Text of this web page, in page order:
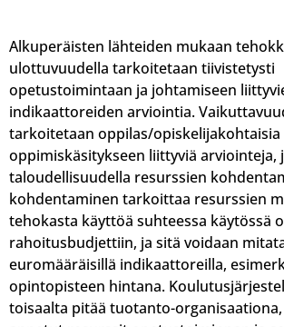
Alkuperäisten lähteiden mukaan
ulottuvuudella tarkoitetaan tiivistetysti
opetustoimintaan ja johtamiseen
indikaattoreiden arviointia.
tarkoitetaan oppilas/opiskelijakohtaisia
oppimiskäsitykseen liittyviä arviointeja,
taloudellisuudella resurssien
kohdentaminen tarkoittaa resurssien
tehokasta käyttöä suhteessa käytössä
rahoitusbudjettiin, ja sitä voidaan
euromääräisillä indikaattoreilla,
opintopisteen hintana.
toisaalta pitää tuotanto-